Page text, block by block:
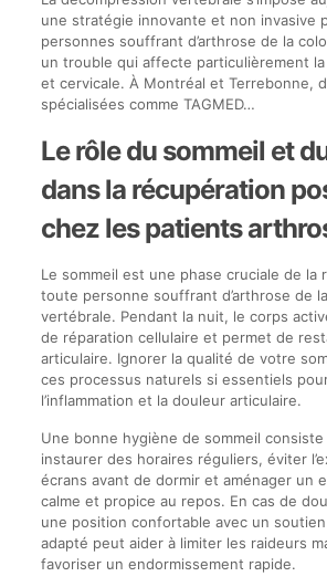
une stratégie innovante et non invasive
personnes souffrant d’arthrose de la
un trouble qui affecte particulièrement
et cervicale. À Montréal et Terrebonne,
spécialisées comme TAGMED…
Le rôle du sommeil et
dans la récupération
chez les patients
Le sommeil est une phase cruciale de la
toute personne souffrant d’arthrose de
vertébrale. Pendant la nuit, le corps
de réparation cellulaire et permet de
articulaire. Ignorer la qualité de votre
ces processus naturels si essentiels
l’inflammation et la douleur articulaire.
Une bonne hygiène de sommeil
instaurer des horaires réguliers, éviter
écrans avant de dormir et aménager un
calme et propice au repos. En cas de
une position confortable avec un
adapté peut aider à limiter les raideurs
favoriser un endormissement rapide.